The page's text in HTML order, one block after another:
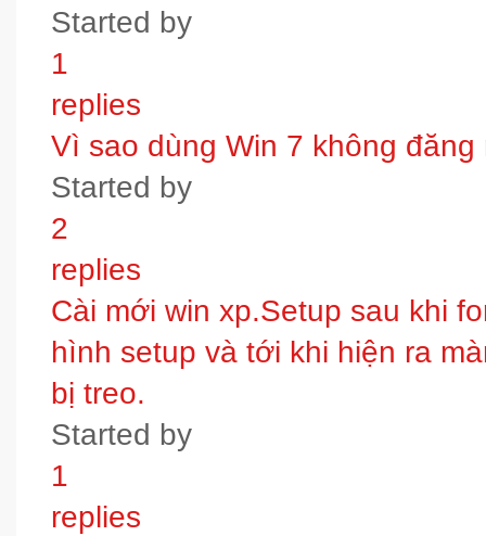
Started by
1
replies
Vì sao dùng Win 7 không
Started by
2
replies
Cài mới win xp.Setup sau khi
hình setup và tới khi hiện ra
bị treo.
Started by
1
replies